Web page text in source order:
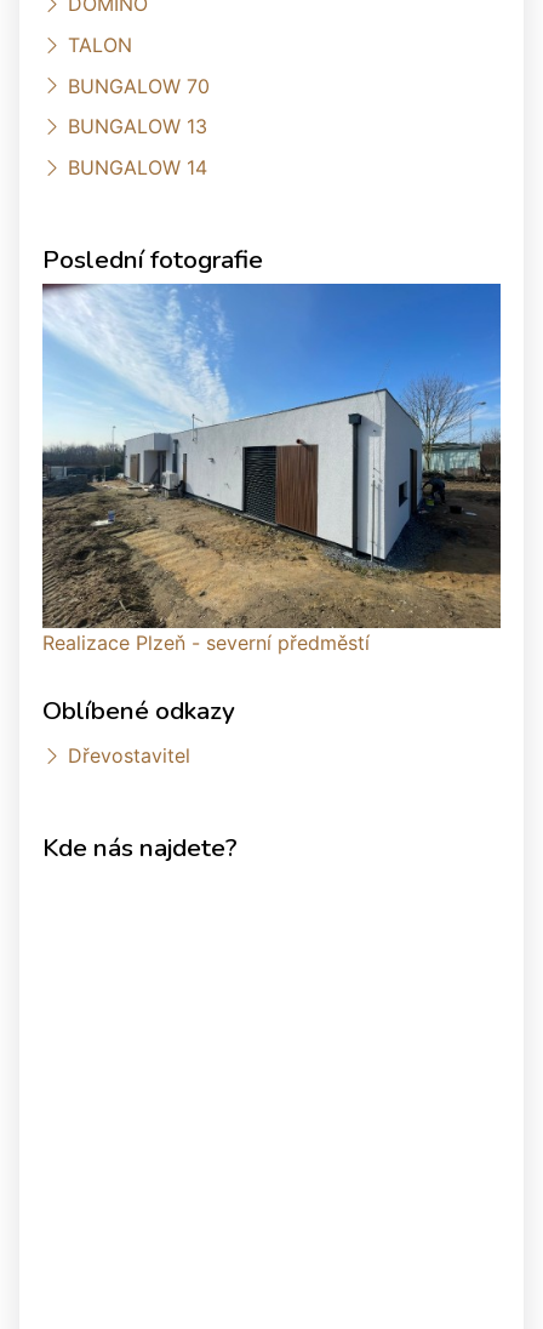
TALON
BUNGALOW 70
BUNGALOW 13
BUNGALOW 14
Poslední fotografie
Realizace Plzeň - severní předměstí
Oblíbené odkazy
Dřevostavitel
Kde nás najdete?